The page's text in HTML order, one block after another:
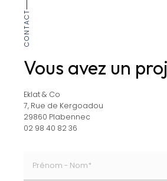
CONTACT
Vous avez un
Eklat & Co
7, Rue de Kergoadou
29860 Plabennec
02 98 40 82 36